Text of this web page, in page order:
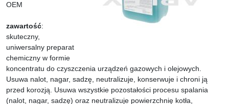
OEM
zawartość:
skuteczny,
uniwersalny preparat
chemiczny w formie
koncentratu do czyszczenia urządzeń gazowych i olejowych.
Usuwa nalot, nagar, sadzę, neutralizuje, konserwuje i chroni ją
przed korozją. Usuwa wszystkie pozostałości procesu spalania
(nalot, nagar, sadzę) oraz neutralizuje powierzchnię kotła,